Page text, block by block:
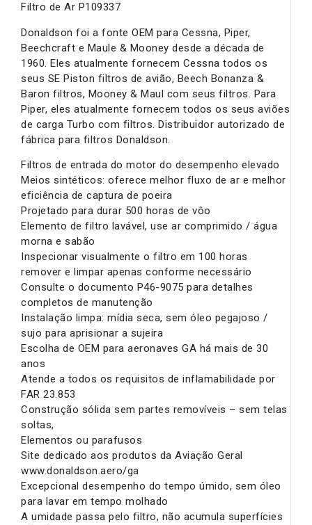
Filtro de Ar P109337
Donaldson foi a fonte OEM para Cessna, Piper,
Beechcraft e Maule & Mooney desde a década de
1960. Eles atualmente fornecem Cessna todos os
seus SE Piston filtros de avião, Beech Bonanza &
Baron filtros, Mooney & Maul com seus filtros. Para
Piper, eles atualmente fornecem todos os seus aviões
de carga Turbo com filtros. Distribuidor autorizado de
fábrica para filtros Donaldson.
Filtros de entrada do motor do desempenho elevado
Meios sintéticos: oferece melhor fluxo de ar e melhor
eficiência de captura de poeira
Projetado para durar 500 horas de vôo
Elemento de filtro lavável, use ar comprimido / água
morna e sabão
Inspecionar visualmente o filtro em 100 horas
remover e limpar apenas conforme necessário
Consulte o documento P46-9075 para detalhes
completos de manutenção
Instalação limpa: mídia seca, sem óleo pegajoso /
sujo para aprisionar a sujeira
Escolha de OEM para aeronaves GA há mais de 30
anos
Atende a todos os requisitos de inflamabilidade por
FAR 23.853
Construção sólida sem partes removíveis – sem telas
soltas,
Elementos ou parafusos
Site dedicado aos produtos da Aviação Geral
www.donaldson.aero/ga
Excepcional desempenho do tempo úmido, sem óleo
para lavar em tempo molhado
A umidade passa pelo filtro, não acumula superfícies